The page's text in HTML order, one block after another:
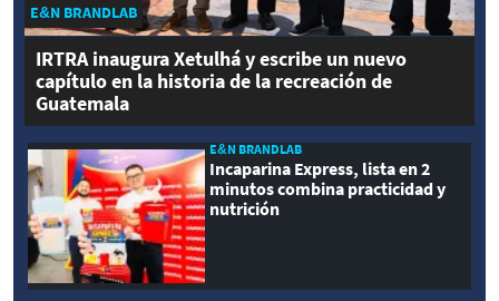
E&N BRANDLAB
IRTRA inaugura Xetulhá y escribe un nuevo
capítulo en la historia de la recreación de
Guatemala
E&N BRANDLAB
Incaparina Express, lista en 2
minutos combina practicidad y
nutrición